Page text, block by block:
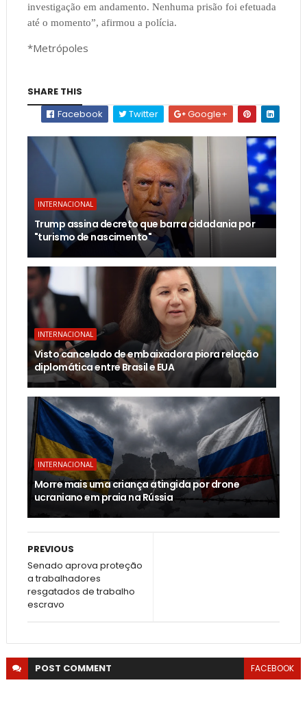
investigação em andamento. Nenhuma prisão foi efetuada
até o momento”, afirmou a polícia.
*Metrópoles
SHARE THIS
Facebook
Twitter Google+
INTERNACIONAL
Trump assina decreto que barra cidadania por
"turismo de nascimento"
INTERNACIONAL
Visto cancelado de embaixadora piora relação
diplomática entre Brasil e EUA
INTERNACIONAL
Morre mais uma criança atingida por drone
ucraniano em praia na Rússia
PREVIOUS
Senado aprova proteção
a trabalhadores
resgatados de trabalho
escravo
POST COMMENT FACEBOOK